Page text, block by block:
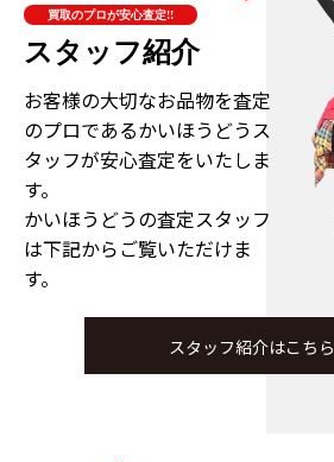
買取のプロが安心査定!!
スタッフ紹介
お客様の大切なお品物を査定
のプロであるかいほうどうス
タッフが安心査定をいたしま
す。
かいほうどうの査定スタッフ
は下記からご覧いただけま
す。
スタッフ紹介はこちら